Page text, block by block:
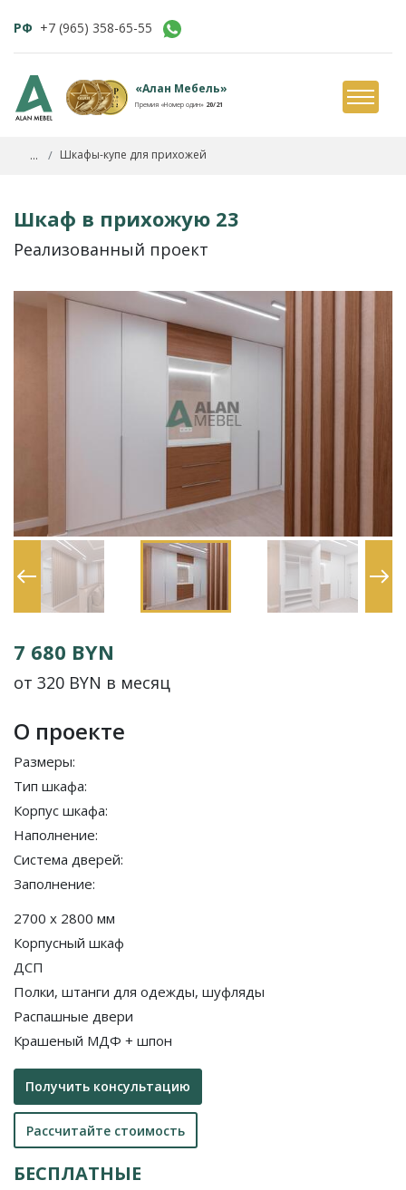
РФ +7 (965) 358-65-55
«Алан Мебель»
Премия «Номер один» 20/21
... Шкафы-купе для прихожей
Шкаф в прихожую 23
Реализованный проект
7 680 BYN
от 320 BYN в месяц
О проекте
Размеры:
Тип шкафа:
Корпус шкафа:
Наполнение:
Система дверей:
Заполнение:
2700 x 2800 мм
Корпусный шкаф
ДСП
Полки, штанги для одежды, шуфляды
Распашные двери
Крашеный МДФ + шпон
Получить консультацию
Рассчитайте стоимость
БЕСПЛАТНЫЕ